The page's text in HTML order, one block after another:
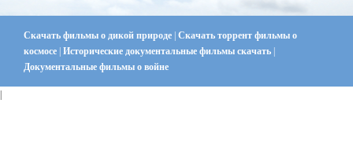
Скачать фильмы о дикой природе Скачать торрент фильмы о
космосе Исторические документальные фильмы скачать
Документальные фильмы о войне